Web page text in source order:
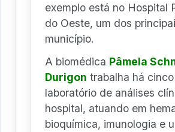
exemplo está no Hospital
do Oeste, um dos
município.
A biomédica Pâmela
Durigon trabalha há
laboratório de análises
hospital, atuando em
bioquímica, imunologia e